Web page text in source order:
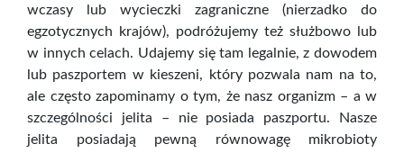
wczasy lub wycieczki zagraniczne (nierzadko do
egzotycznych krajów), podróżujemy też służbowo lub
w innych celach. Udajemy się tam legalnie, z dowodem
lub paszportem w kieszeni, który pozwala nam na to,
ale często zapominamy o tym, że nasz organizm – a w
szczególności jelita – nie posiada paszportu. Nasze
jelita posiadają pewną równowagę mikrobioty